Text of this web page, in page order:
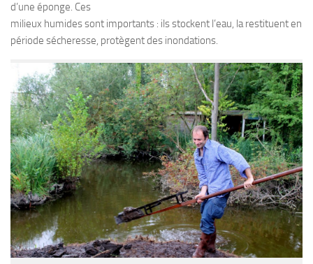
d’une éponge. Ces
milieux humides sont importants : ils stockent l’eau, la restituent en
période sécheresse, protègent des inondations.